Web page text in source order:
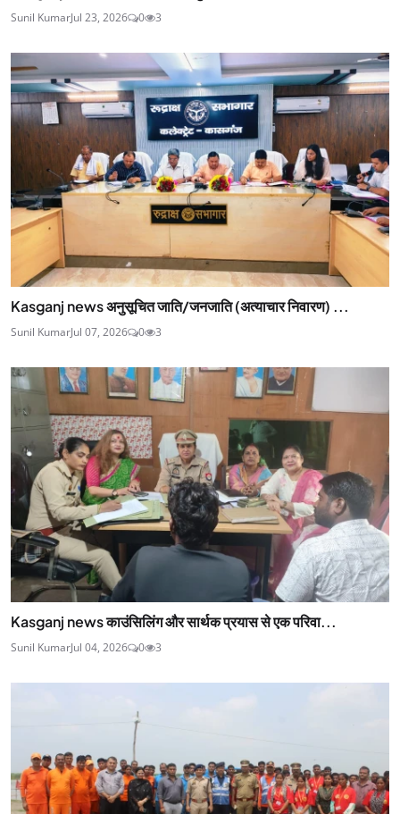
Sunil KumarJul 23, 2026 0 3
Kasganj news अनुसूचित जाति/जनजाति (अत्याचार निवारण) ...
Sunil KumarJul 07, 2026 0 3
Kasganj news काउंसिलिंग और सार्थक प्रयास से एक परिवा...
Sunil KumarJul 04, 2026 0 3